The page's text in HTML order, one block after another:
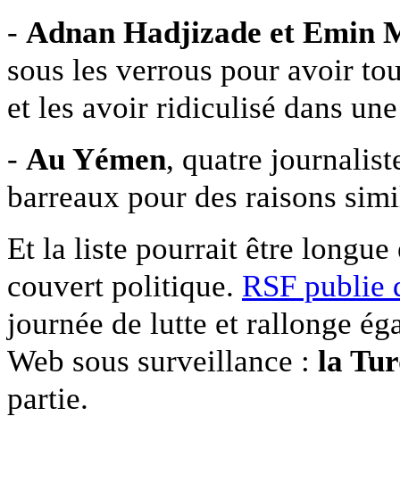
- Adnan Hadjizade et Emin
sous les verrous pour avoir
et les avoir ridiculisé dans
- Au Yémen, quatre
barreaux pour des raisons
Et la liste pourrait être longue
couvert politique. RSF publie
journée de lutte et rallonge
Web sous surveillance : la
partie.